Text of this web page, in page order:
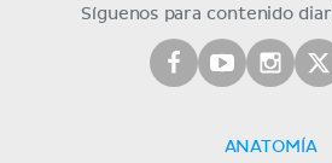
Síguenos para contenido
ANATOMÍA